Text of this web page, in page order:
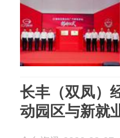
长丰（双凤）
动园区与新就